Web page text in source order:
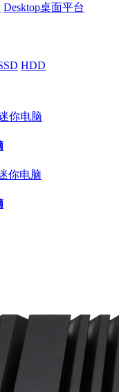
Desktop桌面平台
HDD